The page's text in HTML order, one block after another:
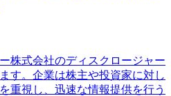
株式会社のディスクロージャー
す。企業は株主や投資家に対し
重視し、迅速な情報提供を行う